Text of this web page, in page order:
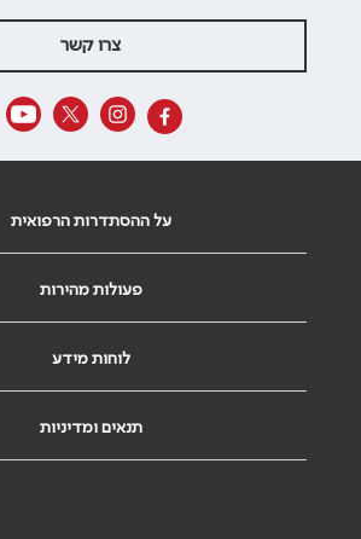
צרו קשר
על ההסתדרות הרפואית
פעולות מהירות
לוחות מידע
תנאים ומדיניות